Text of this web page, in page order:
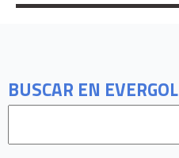
BUSCAR EN EVERGOL